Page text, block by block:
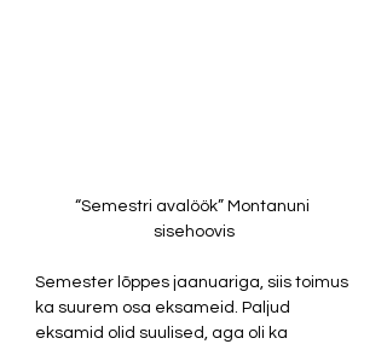
“Semestri avalöök” Montanuni
sisehoovis
Semester lõppes jaanuariga, siis toimus
ka suurem osa eksameid. Paljud
eksamid olid suulised, aga oli ka